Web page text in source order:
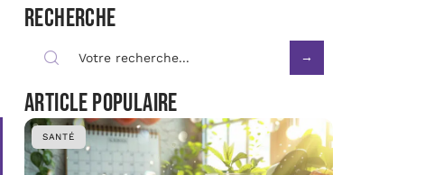
Recherche
Article populaire
SANTÉ